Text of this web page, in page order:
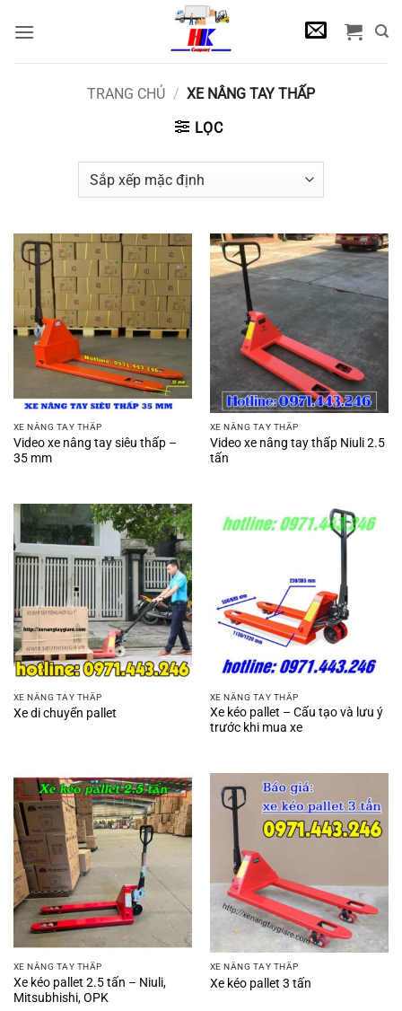
qua
TRANG CHỦ / XE NÂNG TAY THẤP
LỌC
XE NÂNG TAY THẤP
Video xe nâng tay siêu thấp –
35 mm
XE NÂNG TAY THẤP
Video xe nâng tay thấp Niuli 2.5
tấn
XE NÂNG TAY THẤP
Xe di chuyển pallet
XE NÂNG TAY THẤP
Xe kéo pallet – Cấu tạo và lưu ý
trước khi mua xe
XE NÂNG TAY THẤP
Xe kéo pallet 2.5 tấn – Niuli,
Mitsubhishi, OPK
XE NÂNG TAY THẤP
Xe kéo pallet 3 tấn